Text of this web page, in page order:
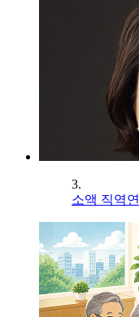
3.
소액 직역